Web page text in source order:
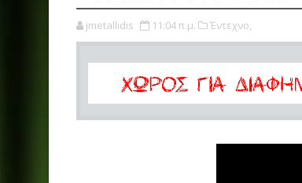
jmetallidis 11:04 π.μ. Έντεχνο,